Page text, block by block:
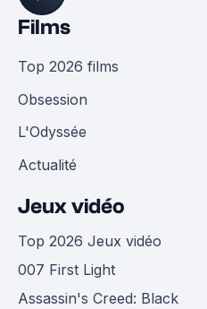
Films
Top 2026 films
Obsession
L'Odyssée
Actualité
Jeux vidéo
Top 2026 Jeux vidéo
007 First Light
Assassin's Creed: Black